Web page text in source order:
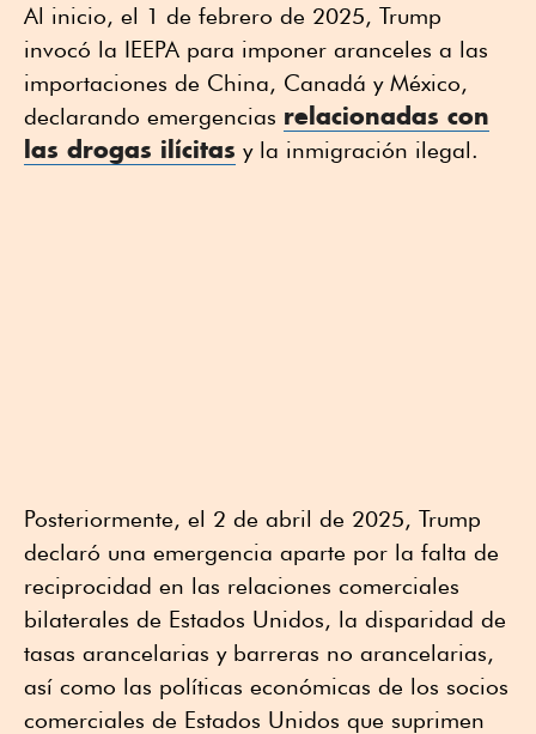
Al inicio, el 1 de febrero de 2025, Trump
invocó la IEEPA para imponer aranceles a las
importaciones de China, Canadá y México,
declarando emergencias relacionadas con
las drogas ilícitas y la inmigración ilegal.
Posteriormente, el 2 de abril de 2025, Trump
declaró una emergencia aparte por la falta de
reciprocidad en las relaciones comerciales
bilaterales de Estados Unidos, la disparidad de
tasas arancelarias y barreras no arancelarias,
así como las políticas económicas de los socios
comerciales de Estados Unidos que suprimen